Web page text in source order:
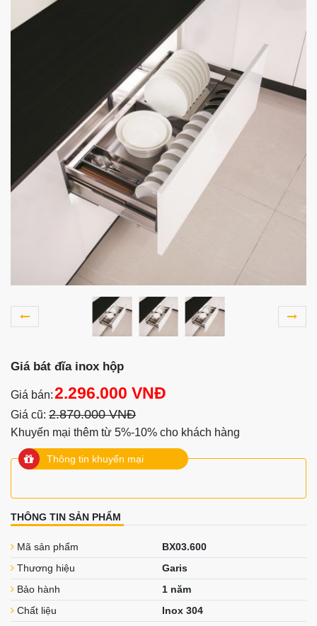
Giá bát đĩa inox hộp
Giá bán:2.296.000 VNĐ
Giá cũ: 2.870.000 VNĐ
Khuyến mại thêm từ 5%-10% cho khách hàng
Thông tin khuyến mại
THÔNG TIN SẢN PHẨM
Mã sản phẩm
BX03.600
Thương hiệu
Garis
Bảo hành
1 năm
Chất liệu
Inox 304